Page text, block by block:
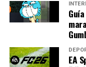
“El
solo un
EA